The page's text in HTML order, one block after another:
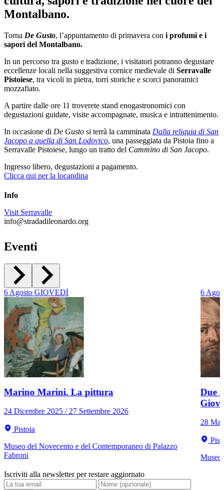
Montalbano.
Torna De Gusto, l’appuntamento di primavera con i profumi e i
sapori del Montalbano.
In un percorso tra gusto e tradizione, i visitatori potranno degustare
eccellenze locali nella suggestiva cornice medievale di Serravalle
Pistoiese, tra vicoli in pietra, torri storiche e scorci panoramici
mozzafiato.
A partire dalle ore 11 troverete stand enogastronomici con
degustazioni guidate, visite accompagnate, musica e intrattenimento.
In occasione di De Gusto si terrà la camminata Dalla reliquia di San
Jacopo a quella di San Lodovico, una passeggiata da Pistoia fino a
Serravalle Pistoiese, lungo un tratto del Cammino di San Jacopo.
Ingresso libero, degustazioni a pagamento.
Clicca qui per la locandina
Info
Visit Serravalle
info@stradadileonardo.org
Eventi
6Agosto GIOVEDÌ
Marino Marini. La pittura
24 Dicembre 2025 / 27 Settembre 2026
Pistoia
Museo del Novecento e del Contemporaneo di Palazzo
Fabroni
6
Due
28
Museo
Iscriviti alla newsletter per restare aggiornato